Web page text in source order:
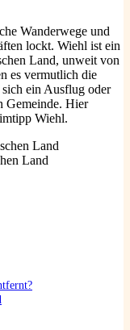
Wanderwege und
lockt. Wiehl ist ein
Land, unweit von
es vermutlich die
ein Ausflug oder
Gemeinde. Hier
Wiehl.
Land